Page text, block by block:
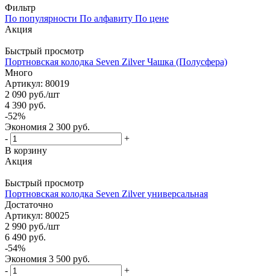
Фильтр
По популярности По алфавиту По цене
Акция
Быстрый просмотр
Портновская колодка Seven Zilver Чашка (Полусфера)
Много
Артикул: 80019
2 090 руб./шт
4 390 руб.
-52%
Экономия 2 300 руб.
-
+
В корзину
Акция
Быстрый просмотр
Портновская колодка Seven Zilver универсальная
Достаточно
Артикул: 80025
2 990 руб./шт
6 490 руб.
-54%
Экономия 3 500 руб.
-
+